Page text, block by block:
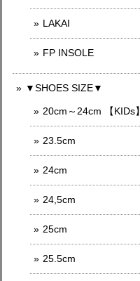
LAKAI
FP INSOLE
▼SHOES SIZE▼
20cm～24cm 【KIDs】
23.5cm
24cm
24,5cm
25cm
25.5cm